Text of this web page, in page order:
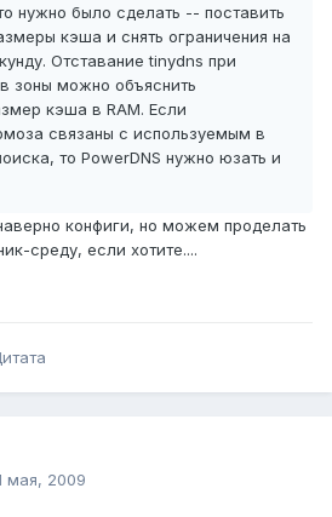
нужно было сделать -- поставить
кэша и снять ограничения на
Отставание tinydns при
зоны можно объяснить
кэша в RAM. Если
связаны с используемым в
то PowerDNS нужно юзать и
конфиги, но можем проделать
среду, если хотите....
мая, 2009